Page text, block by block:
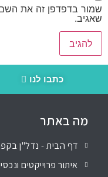
שמור בדפדפן זה את
שאגיב.
כתבו לנו
מה באתר
דף הבית - נדל"ן
איתור פרוייקטים